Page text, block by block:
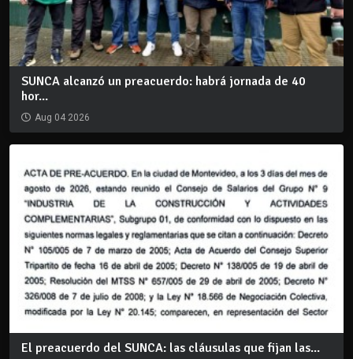
SUNCA alcanzó un preacuerdo: habrá jornada de 40
hor...
Aug 04 2026
El preacuerdo del SUNCA: las cláusulas que fijan las...